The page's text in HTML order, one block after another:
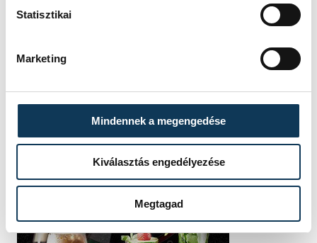
Statisztikai
Marketing
Mindennek a megengedése
Kiválasztás engedélyezése
Megtagad